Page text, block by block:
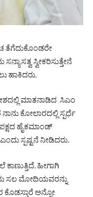
ತೆಗೆದುಕೊಂಡರೇ
ಸ್ವೀಕರಿಸುತ್ತೇನೆ
ಹಾಕಿದರು.
ಮಾತನಾಡಿದ ಸಿಎಂ
ಕೋಲಾರದಲ್ಲಿ ಸ್ಪರ್ಧೆ
ಹೈಕಮಾಂಡ್​
ಸ್ಪಷ್ಟನೆ ನೀಡಿದರು.
ಹೀಗಾಗಿ
ಸಲ ಮೋದಿಯವರನ್ನು
ಕೊಡಸ್ತಾರೆ ಅನ್ನೋ